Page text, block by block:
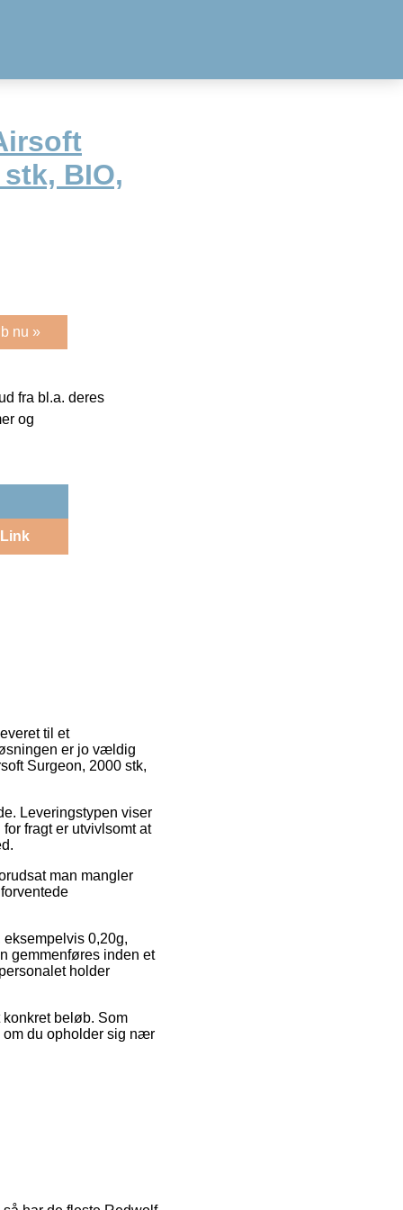
BIO,
nu »
fra bl.a. deres
og
Link
til et
er jo vældig
Surgeon, 2000 stk,
Leveringstypen viser
fragt er utvivlsomt at
man mangler
0,20g,
gemmenføres inden et
holder
beløb. Som
om du opholder sig nær